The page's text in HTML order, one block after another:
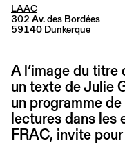
LAAC
302 Av. des Bordées
59140 Dunkerque
A l’image du titre
un texte de Julie
un programme
lectures dans les
FRAC, invite